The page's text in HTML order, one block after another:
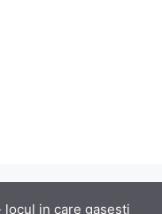
in care gasesti